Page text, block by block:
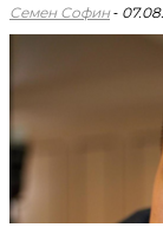
Семен Софин -